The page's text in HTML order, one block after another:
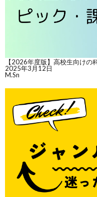
【2026年度版】高校生向けの
2025年3月12日
M.Sn